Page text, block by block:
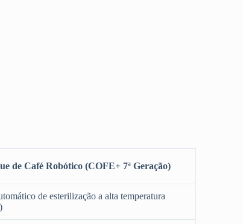
de Café Robótico (COFE+ 7ª Geração)
de esterilização a alta temperatura